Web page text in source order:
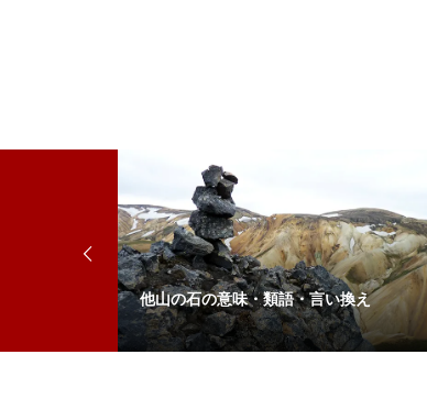
他山の石の意味・類語・言い換え